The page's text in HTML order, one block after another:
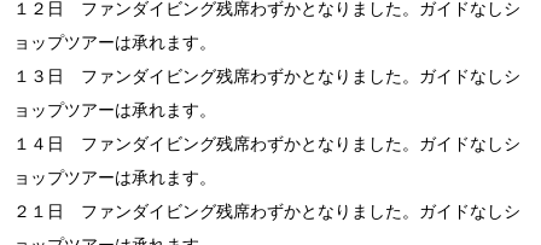
１２日 ファンダイビング残席わずかとなりました。ガイドなしシ
ョップツアーは承れます。
１３日 ファンダイビング残席わずかとなりました。ガイドなしシ
ョップツアーは承れます。
１４日 ファンダイビング残席わずかとなりました。ガイドなしシ
ョップツアーは承れます。
２１日 ファンダイビング残席わずかとなりました。ガイドなしシ